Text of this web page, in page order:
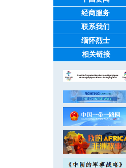
经商服务
联系我们
缅怀烈士
相关链接